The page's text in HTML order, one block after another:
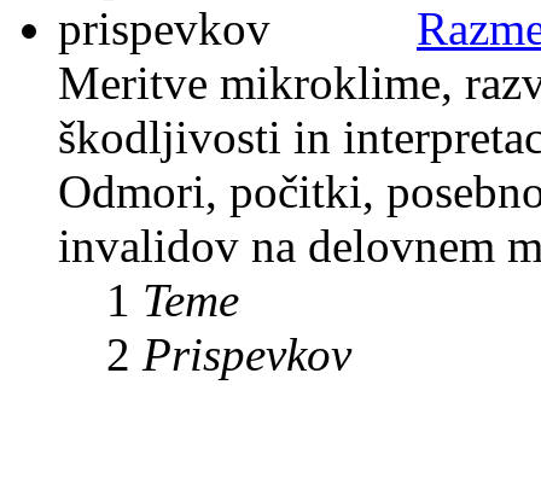
Meritve mikroklime,
škodljivosti in
Odmori, počitki,
invalidov na delovnem
1 Teme
2 Prispevkov